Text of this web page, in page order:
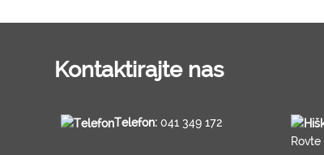
Kontaktirajte nas
Telefon: 041 349 172
Rovte